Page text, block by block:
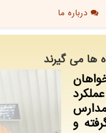
درباره ما
ها می گیرند
و